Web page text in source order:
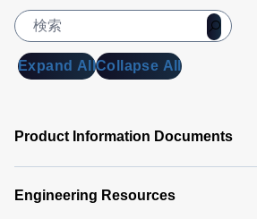
Expand AllCollapse All
Product Information Documents
Engineering Resources